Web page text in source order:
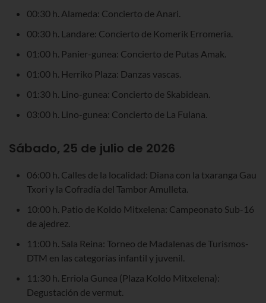
00:30 h. Alameda: Concierto de Anari.
00:30 h. Landare: Concierto de Komerik Erromeria.
01:00 h. Panier-gunea: Concierto de Putas Amak.
01:00 h. Herriko Plaza: Danzas vascas.
01:30 h. Lino-gunea: Concierto de Skabidean.
03:00 h. Lino-gunea: Concierto de La Fulana.
Sábado, 25 de julio de 2026
06:00 h. Calles de la localidad: Diana con la txaranga Gau
Txori y la Cofradía del Tambor Amulleta.
10:00 h. Patio de Koldo Mitxelena: Campeonato Sub-16
de ajedrez.
11:00 h. Sala Reina: Torneo de Madalenas de Turismos-
DTM en las categorías infantil y juvenil.
11:30 h. Erriola Gunea (Plaza Koldo Mitxelena):
Degustación de vermut.